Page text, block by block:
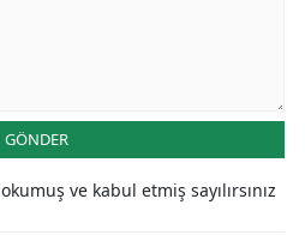
GÖNDER
okumuş ve kabul etmiş sayılırsınız